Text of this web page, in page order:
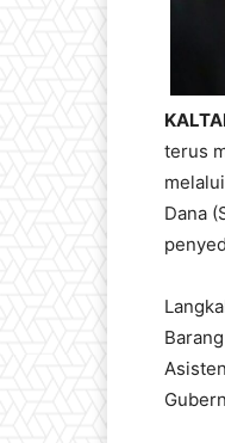
terus
Dana